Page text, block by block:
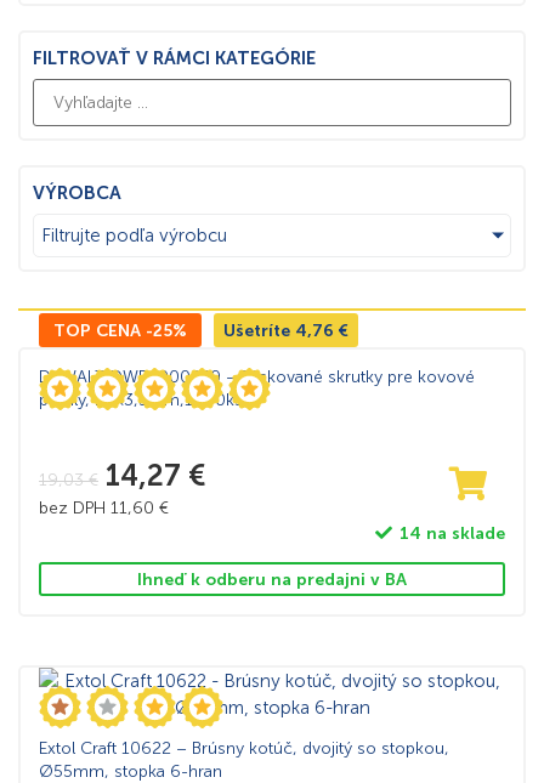
FILTROVAŤ V RÁMCI KATEGÓRIE
VÝROBCA
Filtrujte podľa výrobcu
TOP CENA -25% Ušetríte 4,76 €
DeWALT DWF4000250 – Páskované skrutky pre kovové
profily, 25×3,5mm,1000ks
19,03€ 14,27 €
bez DPH 11,60 €
14 na sklade
Ihneď k odberu na predajni v BA
Extol Craft 10622 – Brúsny kotúč, dvojitý so stopkou,
Ø55mm, stopka 6-hran